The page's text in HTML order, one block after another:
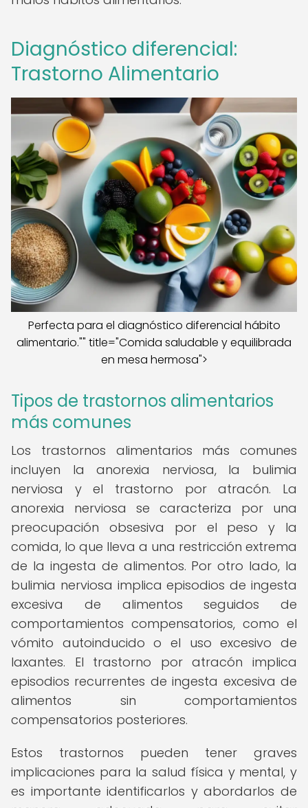
Diagnóstico diferencial:
Trastorno Alimentario
Perfecta para el diagnóstico diferencial hábito
alimentario."" title="Comida saludable y equilibrada
en mesa hermosa">
Tipos de trastornos alimentarios
más comunes
Los trastornos alimentarios más comunes
incluyen la anorexia nerviosa, la bulimia
nerviosa y el trastorno por atracón. La
anorexia nerviosa se caracteriza por una
preocupación obsesiva por el peso y la
comida, lo que lleva a una restricción extrema
de la ingesta de alimentos. Por otro lado, la
bulimia nerviosa implica episodios de ingesta
excesiva de alimentos seguidos de
comportamientos compensatorios, como el
vómito autoinducido o el uso excesivo de
laxantes. El trastorno por atracón implica
episodios recurrentes de ingesta excesiva de
alimentos sin comportamientos
compensatorios posteriores.
Estos trastornos pueden tener graves
implicaciones para la salud física y mental, y
es importante identificarlos y abordarlos de